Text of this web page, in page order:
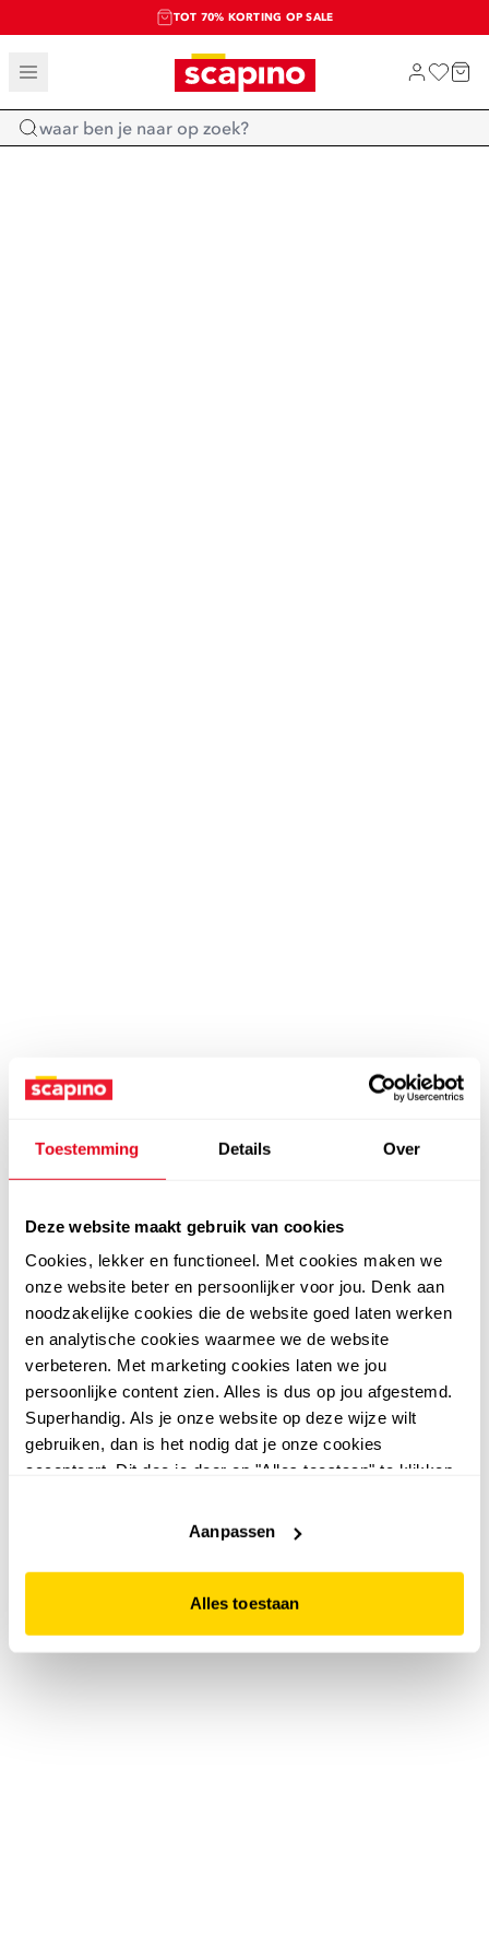
Toestemming Details Over
Deze website maakt gebruik van cookies
Cookies, lekker en functioneel. Met cookies maken we
onze website beter en persoonlijker voor jou. Denk aan
noodzakelijke cookies die de website goed laten werken
en analytische cookies waarmee we de website
verbeteren. Met marketing cookies laten we jou
persoonlijke content zien. Alles is dus op jou afgestemd.
Superhandig. Als je onze website op deze wijze wilt
gebruiken, dan is het nodig dat je onze cookies
accepteert. Dit doe je door op "Alles toestaan" te klikken.
website niet optimaal functioneert.
Aanpassen
Alles toestaan
TOT 70% KORTING OP SALE
SALE: LAATSTE KANS!
SHOP NIEUW
Home